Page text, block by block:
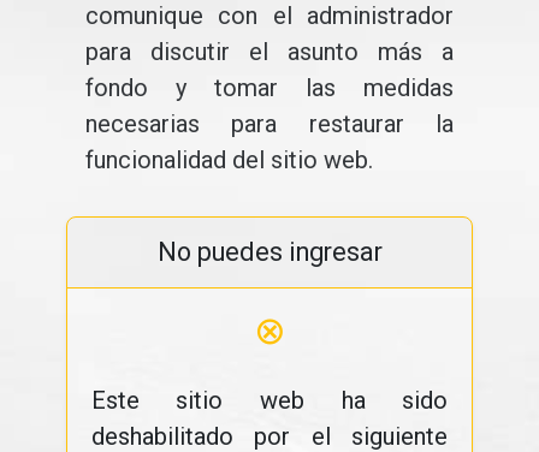
comunique con el administrador
para discutir el asunto más a
fondo y tomar las medidas
necesarias para restaurar la
funcionalidad del sitio web.
No puedes ingresar
⊗
Este sitio web ha sido
deshabilitado por el siguiente